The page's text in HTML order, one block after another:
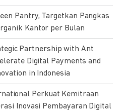
Pantry, Targetkan Pangkas
Kantor per Bulan
Partnership with Ant
Digital Payments and
in Indonesia
Perkuat Kemitraan
Inovasi Pembayaran Digital